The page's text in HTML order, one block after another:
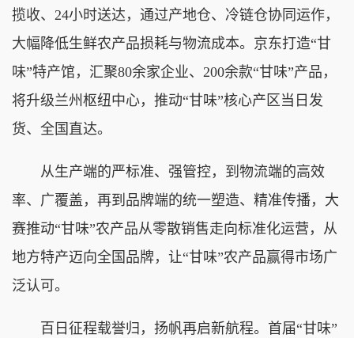
揽收、24小时送达，通过产地仓、冷链仓协同运作，
大幅降低生鲜农产品损耗与物流成本。京东打造“甘
味”特产馆，汇聚80余家企业、200余款“甘味”产品，
将升级兰州枢纽中心，推动“甘味”核心产区当日发
货、全国直达。
从生产端的严标准、强管控，到物流端的高效
率、广覆盖，再到品牌端的统一塑造、精准传播，大
赛推动“甘味”农产品从零散销售走向标准化运营，从
地方特产迈向全国品牌，让“甘味”农产品赢得市场广
泛认可。
百日征程载誉归，扬帆再启新航程。首届“甘味”